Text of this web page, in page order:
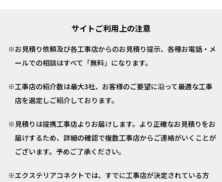
サイトご利用上の注意
お見積り依頼及び各工事店からのお見積り提示、各種お電話・メ
ールでの相談はすべて「無料」になります。
工事店の紹介数は最大3社、お客様のご要望に沿って最適な工事
店を選定しご紹介しております。
見積りは提携工事店よりお届けします。より正確なお見積りをお
届けするため、詳細の確認で複数工事店からご連絡がいくことが
ございます。予めご了承ください。
エクステリアコネクトでは、すでに工事店が決定されている方